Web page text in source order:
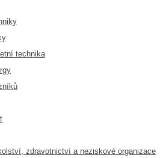
technika
zdravotnictví a neziskové organizace